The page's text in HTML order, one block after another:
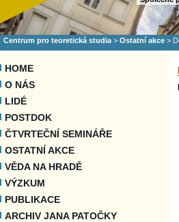
Centrum pro teoretická studia > Ostatní akce >
HOME
O NÁS
LIDÉ
POSTDOK
ČTVRTEČNÍ SEMINÁŘE
OSTATNÍ AKCE
VĚDA NA HRADĚ
VÝZKUM
PUBLIKACE
ARCHIV JANA PATOČKY